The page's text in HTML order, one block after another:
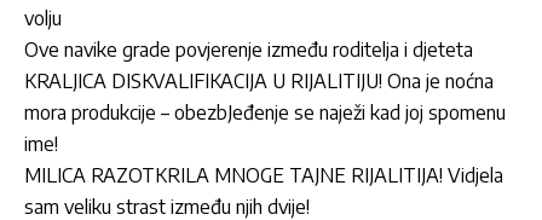
volju
Ove navike grade povjerenje između roditelja i djeteta
KRALJICA DISKVALIFIKACIJA U RIJALITIJU! Ona je noćna
mora produkcije – obezbJeđenje se naježi kad joj spomenu
ime!
MILICA RAZOTKRILA MNOGE TAJNE RIJALITIJA! Vidjela
sam veliku strast između njih dvije!